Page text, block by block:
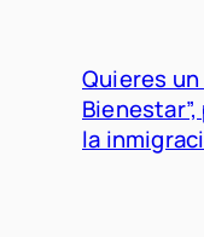
Quieres un
la